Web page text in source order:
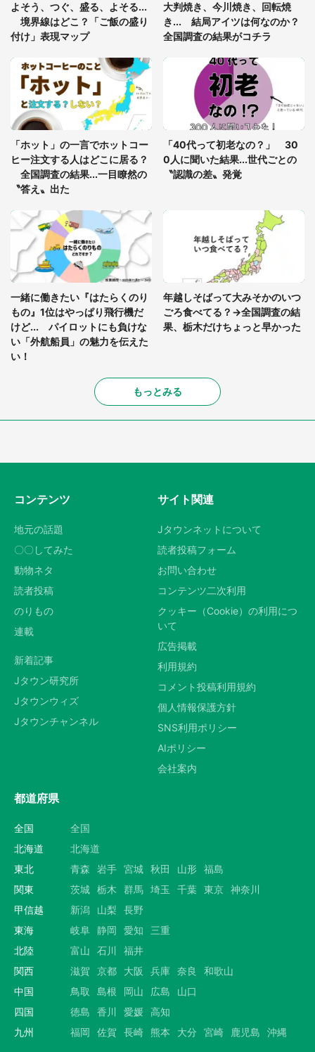
座布団だろ」「食パンの耳」と1.4万人困惑
っ暗な道で遭難状態。なんとか見つけた民家に助け
を求めると、住人の男性が...」
「孫にあげると思って、あなたにこれをあげる」
真夏の山道で見知らぬお婆さんに握らされたもの
（山口県・30代女性）
よそう、つぐ、盛る、よそる...
境界線はどこ？「ご飯の盛り
付け」表現マップ
大判焼き、今川焼き、回転焼
き... 結局アイツは何なのか？
全国調査の結果がコチラ
「ホット」の一言でホットコー
ヒー注文する人はどこに居る？
全国調査の結果...一目瞭然の
〝答え〟出た
「40代って初老なの？」 30
0人に聞いた結果...世代ごとの
〝認識の差〟発覚
一緒に働きたい『はたらくのり
もの』1位はやっぱり飛行機だ
けど... パイロットにも負けな
い「外航船員」の魅力を伝えた
い！
年越しそばって大みそかのいつ
ごろ食べてる？→全国調査の結
果、栃木だけちょっと早かった
もっとみる
コンテンツ
地元の話題
〇〇してみた
動物ネタ
読者投稿
のりもの
連載
新着記事
Jタウン研究所
Jタウンウィズ
Jタウンチャンネル
サイト関連
Jタウンネットについて
読者投稿フォーム
お問い合わせ
コンテンツ二次利用
クッキー（Cookie）の利用につ
いて
広告掲載
利用規約
コメント投稿利用規約
個人情報保護方針
SNS利用ポリシー
AIポリシー
会社案内
都道府県
全国
全国
北海道
北海道
東北
青森 岩手 宮城 秋田 山形 福島
関東
茨城 栃木 群馬 埼玉 千葉 東京 神奈川
甲信越
新潟 山梨
長野
東海
岐阜 静岡 愛知
三重
北陸
富山 石川
福井
関西
滋賀 京都 大阪 兵庫 奈良
和歌山
中国
鳥取 島根 岡山 広島
山口
四国
徳島 香川 愛媛 高知
九州
福岡 佐賀 長崎 熊本 大分 宮崎 鹿児島 沖縄